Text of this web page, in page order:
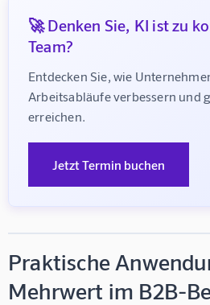
🚀 Denken Sie, KI ist zu
Team?
Entdecken Sie, wie
Arbeitsabläufe verbessern und
erreichen.
Jetzt Termin buchen
Praktische
Mehrwert im B2B-